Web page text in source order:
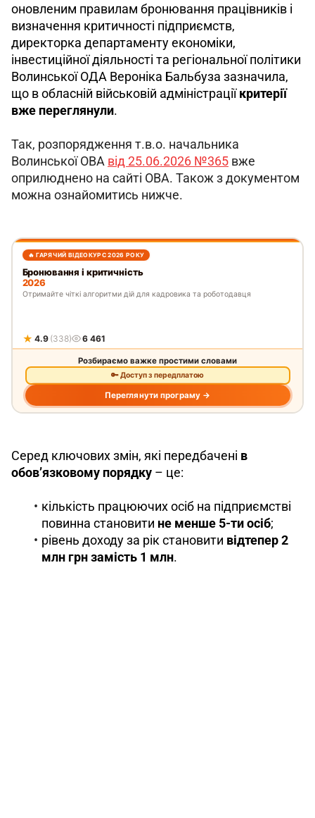
оновленим правилам бронювання працівників і
визначення критичності підприємств,
директорка департаменту економіки,
інвестиційної діяльності та регіональної політики
Волинської ОДА Вероніка Бальбуза зазначила,
що в обласній військовій адміністрації критерії
вже переглянули.
Так, розпорядження т.в.о. начальника
Волинської ОВА від 25.06.2026 №365 вже
оприлюднено на сайті ОВА. Також з документом
можна ознайомитись нижче.
Серед ключових змін, які передбачені в
обов’язковому порядку – це:
кількість працюючих осіб на підприємстві
повинна становити не менше 5-ти осіб;
рівень доходу за рік становити відтепер 2
млн грн замість 1 млн.